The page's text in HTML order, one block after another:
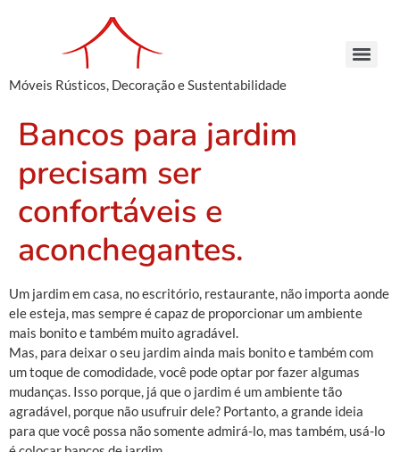
Móveis Rústicos, Decoração e Sustentabilidade
Bancos para jardim
precisam ser
confortáveis e
aconchegantes.
Um jardim em casa, no escritório, restaurante, não importa aonde
ele esteja, mas sempre é capaz de proporcionar um ambiente
mais bonito e também muito agradável.
Mas, para deixar o seu jardim ainda mais bonito e também com
um toque de comodidade, você pode optar por fazer algumas
mudanças. Isso porque, já que o jardim é um ambiente tão
agradável, porque não usufruir dele? Portanto, a grande ideia
para que você possa não somente admirá-lo, mas também, usá-lo